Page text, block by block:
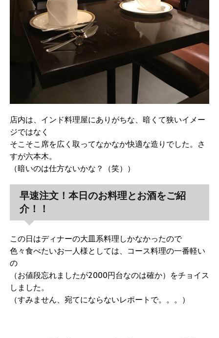
店内は、インド料理屋にありがちな、暗くて狭いイメー
ジではなく
そこそこ席を広く取ってなかなか快適な造りでした。さ
すが六本木。
（暗いのは仕方ないかな？（笑））
早速注文！本日のお料理とお酒をご紹
介！！
この日はディナーの大皿系料理しかなかったので
色々食べたいお一人様としては、コース料理の一番軽い
の
（お値段忘れましたが2000円台なのは確か）をチョイス
しました。
（すみません、宛てにならないレポートで。。。）